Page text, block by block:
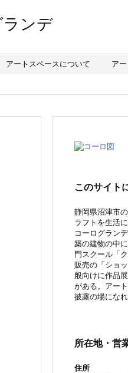
アートスペースについて ア
このサイト
静岡県沼津市
ラフトを生活
コーログラン
築の建物の中
門スクール「
販売の「ショ
般向けに作品
がある。アー
披露の場にな
所在地・営
住所